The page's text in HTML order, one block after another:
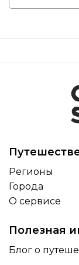
Регионы
Города
О сервисе
Полезная
Блог о